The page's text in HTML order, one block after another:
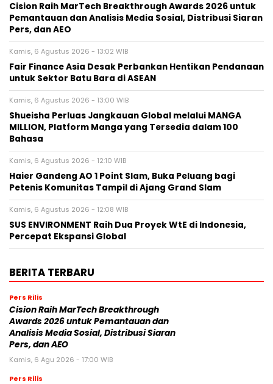
Cision Raih MarTech Breakthrough Awards 2026 untuk
Pemantauan dan Analisis Media Sosial, Distribusi Siaran
Pers, dan AEO
Kamis, 6 Agustus 2026 - 13:02 WIB
Fair Finance Asia Desak Perbankan Hentikan Pendanaan
untuk Sektor Batu Bara di ASEAN
Kamis, 6 Agustus 2026 - 13:00 WIB
Shueisha Perluas Jangkauan Global melalui MANGA
MILLION, Platform Manga yang Tersedia dalam 100
Bahasa
Kamis, 6 Agustus 2026 - 12:10 WIB
Haier Gandeng AO 1 Point Slam, Buka Peluang bagi
Petenis Komunitas Tampil di Ajang Grand Slam
Kamis, 6 Agustus 2026 - 12:08 WIB
SUS ENVIRONMENT Raih Dua Proyek WtE di Indonesia,
Percepat Ekspansi Global
BERITA TERBARU
Pers Rilis
Cision Raih MarTech Breakthrough
Awards 2026 untuk Pemantauan dan
Analisis Media Sosial, Distribusi Siaran
Pers, dan AEO
Kamis, 6 Agu 2026 - 17:00 WIB
Pers Rilis